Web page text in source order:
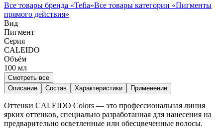
Все товары бренда «Tefia»Все товары категории «Пигменты
прямого действия»
Вид
Пигмент
Серия
CALEIDO
Объём
100 мл
Смотреть все
Описание
Состав Характеристики Применение
Оттенки CALEIDO Colors — это профессиональная линия
ярких оттенков, специально разработанная для нанесения на
предварительно осветленные или обесцвеченные волосы.